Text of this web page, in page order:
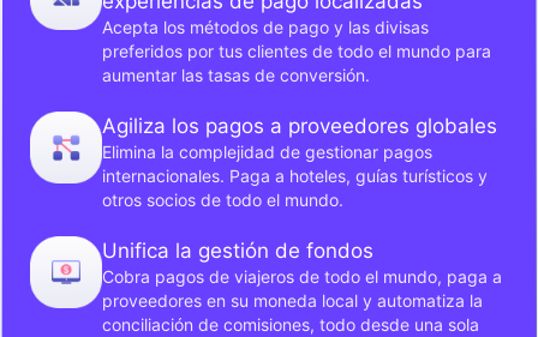
Acepta los métodos de pago y las divisas
preferidos por tus clientes de todo el mundo para
aumentar las tasas de conversión.
Agiliza los pagos a proveedores globales
Elimina la complejidad de gestionar pagos
internacionales. Paga a hoteles, guías turísticos y
otros socios de todo el mundo.
Unifica la gestión de fondos
Cobra pagos de viajeros de todo el mundo, paga a
proveedores en su moneda local y automatiza la
conciliación de comisiones, todo desde una sola